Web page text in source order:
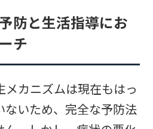
防と生活指導にお
チ
メカニズムは現在もはっ
ないため、完全な予防法